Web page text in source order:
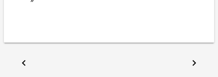
chevron_left chevron_right